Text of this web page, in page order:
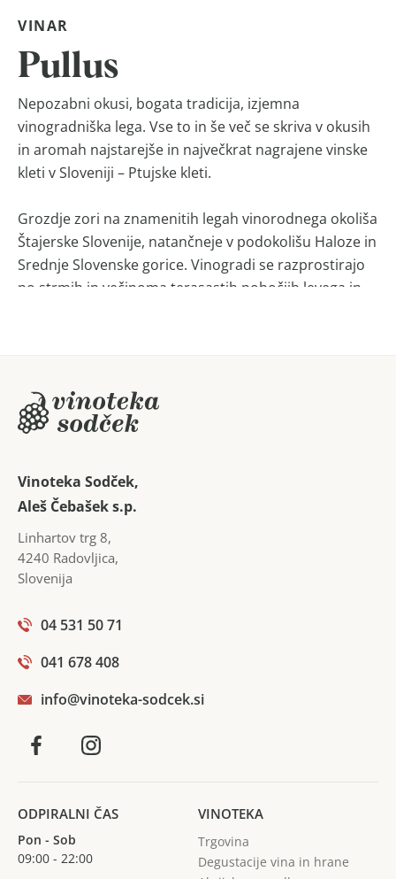
VINAR
Pullus
Nepozabni okusi, bogata tradicija, izjemna
vinogradniška lega. Vse to in še več se skriva v okusih
in aromah najstarejše in največkrat nagrajene vinske
kleti v Sloveniji – Ptujske kleti.
Grozdje zori na znamenitih legah vinorodnega okoliša
Štajerske Slovenije, natančneje v podokolišu Haloze in
Srednje Slovenske gorice. Vinogradi se razprostirajo
po strmih in večinoma terasastih pobočjih levega in
dosežke v proizvodnji vina in zahteve kupcev. V
bodoče si želijo postati najuspešnejši pridelovalci
Vinoteka Sodček,
Aleš Čebašek s.p.
Linhartov trg 8,
4240 Radovljica,
Slovenija
04 531 50 71
041 678 408
info@vinoteka-sodcek.si
ODPIRALNI ČAS
Pon - Sob
09:00 - 22:00
VINOTEKA
Trgovina
Degustacije vina in hrane